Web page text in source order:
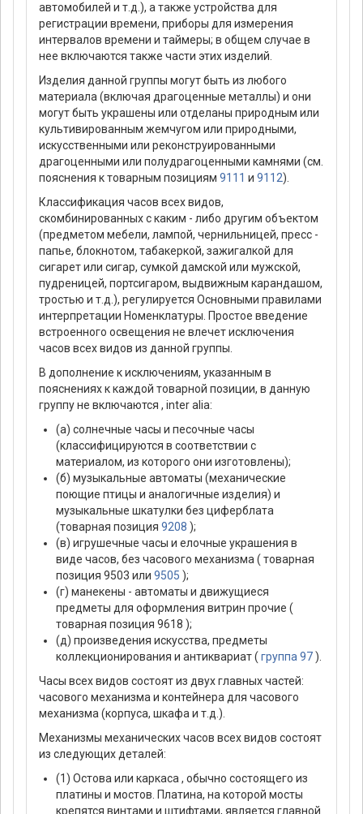
автомобилей и т.д.), а также устройства для
регистрации времени, приборы для измерения
интервалов времени и таймеры; в общем случае в
нее включаются также части этих изделий.
Изделия данной группы могут быть из любого
материала (включая драгоценные металлы) и они
могут быть украшены или отделаны природным или
культивированным жемчугом или природными,
искусственными или реконструированными
драгоценными или полудрагоценными камнями (см.
пояснения к товарным позициям 9111 и 9112).
Классификация часов всех видов,
скомбинированных с каким - либо другим объектом
(предметом мебели, лампой, чернильницей, пресс -
папье, блокнотом, табакеркой, зажигалкой для
сигарет или сигар, сумкой дамской или мужской,
пудреницей, портсигаром, выдвижным карандашом,
тростью и т.д.), регулируется Основными правилами
интерпретации Номенклатуры. Простое введение
встроенного освещения не влечет исключения
часов всех видов из данной группы.
В дополнение к исключениям, указанным в
пояснениях к каждой товарной позиции, в данную
группу не включаются , inter alia:
(а) солнечные часы и песочные часы
(классифицируются в соответствии с
материалом, из которого они изготовлены);
(б) музыкальные автоматы (механические
поющие птицы и аналогичные изделия) и
музыкальные шкатулки без циферблата
(товарная позиция 9208 );
(в) игрушечные часы и елочные украшения в
виде часов, без часового механизма ( товарная
позиция 9503 или 9505 );
(г) манекены - автоматы и движущиеся
предметы для оформления витрин прочие (
товарная позиция 9618 );
(д) произведения искусства, предметы
коллекционирования и антиквариат ( группа 97).
Часы всех видов состоят из двух главных частей:
часового механизма и контейнера для часового
механизма (корпуса, шкафа и т.д.).
Механизмы механических часов всех видов состоят
из следующих деталей:
(1) Остова или каркаса , обычно состоящего из
платины и мостов. Платина, на которой мосты
крепятся винтами и штифтами, является главной